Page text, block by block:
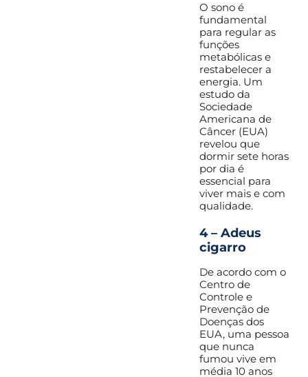
O sono é
fundamental
para regular as
funções
metabólicas e
restabelecer a
energia. Um
estudo da
Sociedade
Americana de
Câncer (EUA)
revelou que
dormir sete horas
por dia é
essencial para
viver mais e com
qualidade.
4 – Adeus
cigarro
De acordo com o
Centro de
Controle e
Prevenção de
Doenças dos
EUA, uma pessoa
que nunca
fumou vive em
média 10 anos